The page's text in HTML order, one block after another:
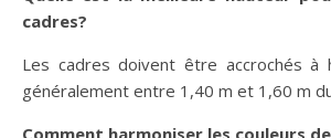
cadres?
Les cadres doivent être accrochés à
généralement entre 1,40 m et 1,60 m
Comment harmoniser les couleurs